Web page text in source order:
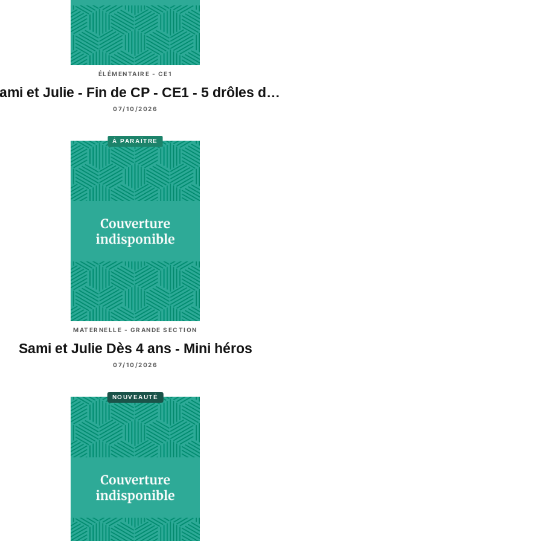
ÉLÉMENTAIRE - CE1
et Julie - Fin de CP - CE1 - 5 drôles d…
07/10/2026
À PARAÎTRE
MATERNELLE - GRANDE SECTION
Sami et Julie Dès 4 ans - Mini héros
07/10/2026
NOUVEAUTÉ